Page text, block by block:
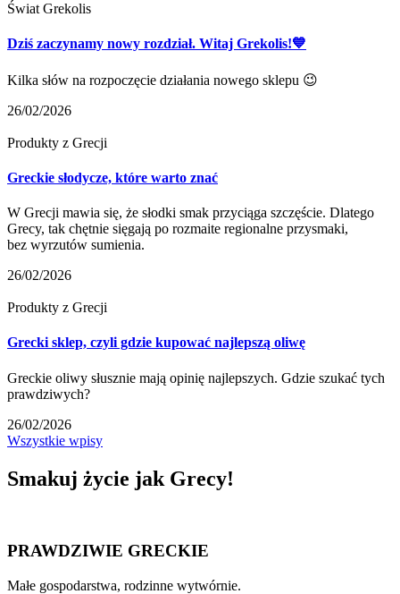
Świat Grekolis
Dziś zaczynamy nowy rozdział. Witaj Grekolis!💙
Kilka słów na rozpoczęcie działania nowego sklepu 😉
26/02/2026
Produkty z Grecji
Greckie słodycze, które warto znać
W Grecji mawia się, że słodki smak przyciąga szczęście. Dlatego
Grecy, tak chętnie sięgają po rozmaite regionalne przysmaki,
bez wyrzutów sumienia.
26/02/2026
Produkty z Grecji
Grecki sklep, czyli gdzie kupować najlepszą oliwę
Greckie oliwy słusznie mają opinię najlepszych. Gdzie szukać tych
prawdziwych?
26/02/2026
Wszystkie wpisy
Smakuj życie jak Grecy!
PRAWDZIWIE GRECKIE
Małe gospodarstwa, rodzinne wytwórnie.